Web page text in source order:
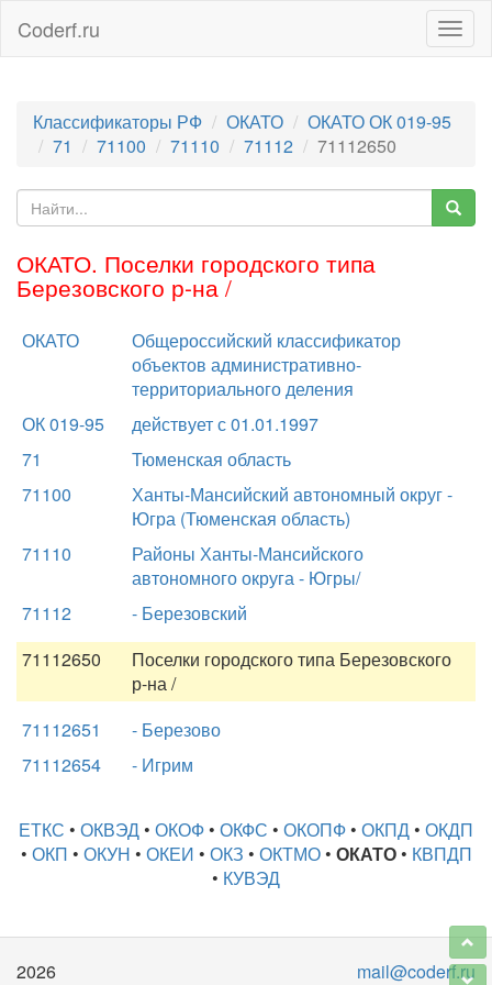
Coderf.ru
Классификаторы РФ ОКАТО
ОКАТО ОК 019-95
71
71100 71110 71112 71112650
ОКАТО. Поселки городского типа
Березовского р-на /
ОКАТО
Общероссийский классификатор
объектов административно-
территориального деления
ОК 019-95
действует с 01.01.1997
71
Тюменская область
71100
Ханты-Мансийский автономный округ -
Югра (Тюменская область)
71110
Районы Ханты-Мансийского
автономного округа - Югры/
71112
- Березовский
71112650
Поселки городского типа Березовского
р-на /
71112651
- Березово
71112654
- Игрим
ЕТКС • ОКВЭД • ОКОФ • ОКФС • ОКОПФ • ОКПД • ОКДП
• ОКП • ОКУН • ОКЕИ • ОКЗ • ОКТМО• ОКАТО• КВПДП
• КУВЭД
2026 mail@coderf.ru